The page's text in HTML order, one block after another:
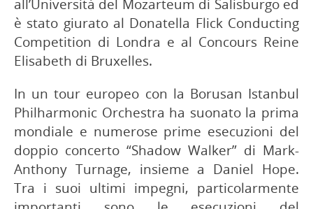
all’Università del Mozarteum di Salisburgo ed
è stato giurato al Donatella Flick Conducting
Competition di Londra e al Concours Reine
Elisabeth di Bruxelles.
In un tour europeo con la Borusan Istanbul
Philharmonic Orchestra ha suonato la prima
mondiale e numerose prime esecuzioni del
doppio concerto “Shadow Walker” di Mark-
Anthony Turnage, insieme a Daniel Hope.
Tra i suoi ultimi impegni, particolarmente